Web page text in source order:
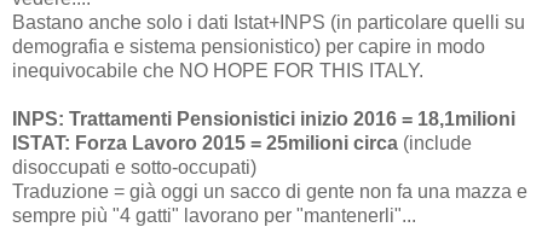
Bastano anche solo i dati Istat+INPS (in particolare quelli su
demografia e sistema pensionistico) per capire in modo
inequivocabile che NO HOPE FOR THIS ITALY.
INPS: Trattamenti Pensionistici inizio 2016 = 18,1milioni
ISTAT: Forza Lavoro 2015 = 25milioni circa (include
disoccupati e sotto-occupati)
Traduzione = già oggi un sacco di gente non fa una mazza e
sempre più "4 gatti" lavorano per "mantenerli"...